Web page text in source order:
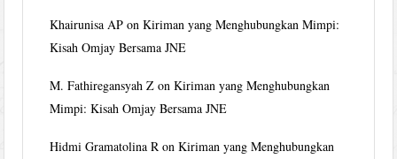
Khairunisa AP onKiriman yang Menghubungkan Mimpi:
Kisah Omjay Bersama JNE
M. Fathiregansyah Z onKiriman yang Menghubungkan
Mimpi: Kisah Omjay Bersama JNE
Hidmi Gramatolina R onKiriman yang Menghubungkan